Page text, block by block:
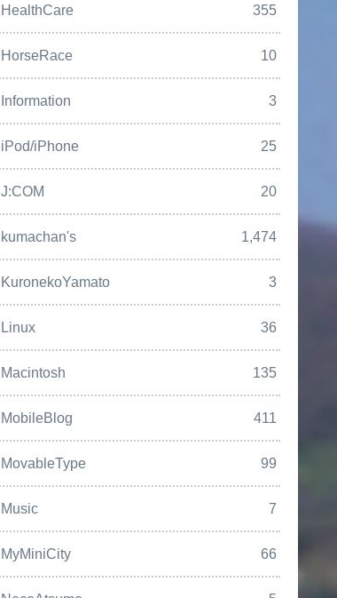
HealthCare 355
HorseRace 10
Information 3
iPod/iPhone 25
J:COM 20
kumachan's 1,474
KuronekoYamato 3
Linux 36
Macintosh 135
MobileBlog 411
MovableType 99
Music 7
MyMiniCity 66